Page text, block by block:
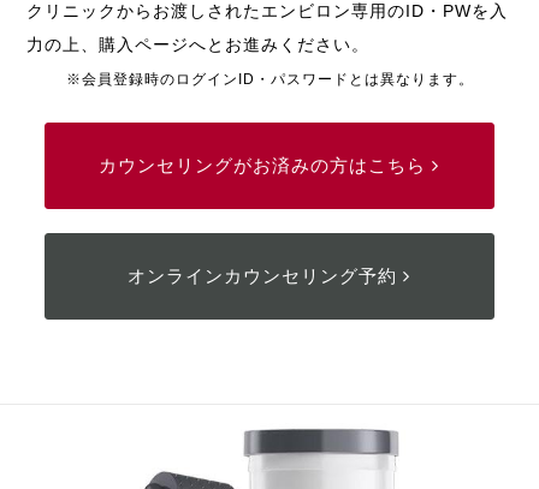
クリニックからお渡しされたエンビロン専用のID・PWを入
力の上、購入ページへとお進みください。
※会員登録時のログインID・パスワードとは異なります。
カウンセリングがお済みの方はこちら
オンラインカウンセリング予約